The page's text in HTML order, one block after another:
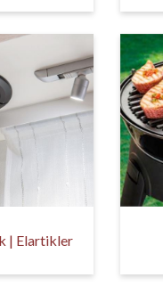
| Elartikler